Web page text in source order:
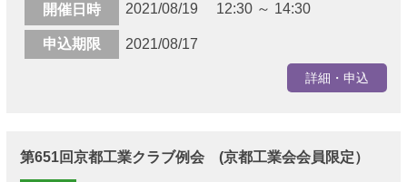
開催日時 2021/08/19 12:30 ～ 14:30
申込期限 2021/08/17
詳細・申込
第651回京都工業クラブ例会 (京都工業会会員限定）